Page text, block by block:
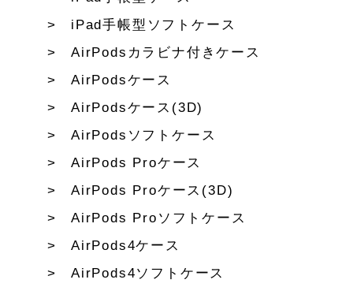
iPad手帳型ソフトケース
AirPodsカラビナ付きケース
AirPodsケース
AirPodsケース(3D)
AirPodsソフトケース
AirPods Proケース
AirPods Proケース(3D)
AirPods Proソフトケース
AirPods4ケース
AirPods4ソフトケース